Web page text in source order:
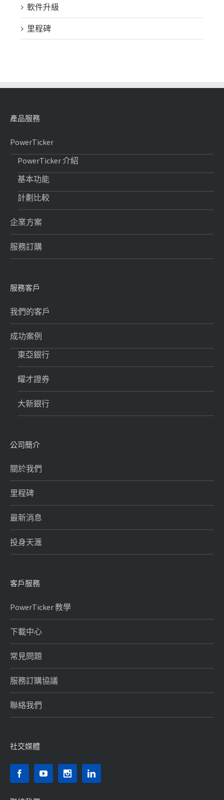
軟件升級
里程碑
產品服務
PowerTicker
PowerTicker 介紹
基本功能
計劃比較
企業方案
服務訂購
服務客戶
我們的客戶
成功案例
東亞銀行
耀才證券
大新銀行
公司簡介
關於我們
里程碑
最新消息
投身天滙
客戶服務
PowerTicker 教學
下載中心
常見問題
服務訂購協議
聯絡我們
社交媒體